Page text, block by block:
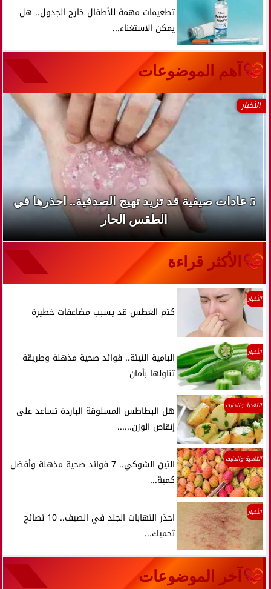
تطعيمات مهمة للأطفال خارج الجدول.. هل
يمكن الاستغناء...
آهم الموضوعات
الأخبار
5 عادات صيفية قد تزيد تهيج الصدفية.. احذرها في
الطقس الحار
الأكثر قراءة
الأخبار
كتم العطس قد يسبب مضاعفات خطيرة
الأخبار
البامية النيئة.. فوائد صحية مذهلة وطريقة
تناولها بأمان
التغذية والدايت
هل البطاطس المسلوقة الباردة تساعد على
إنقاص الوزن......
التغذية والدايت
التين الشوكي.. 7 فوائد صحية مذهلة وأفضل
كمية...
الأخبار
احذر التهابات الجلد في الصيف.. 10 نصائح
تحميك...
آخر الموضوعات